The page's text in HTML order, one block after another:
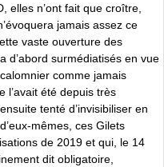
elles n’ont fait que croître,
jamais assez ce
vaste ouverture des
d’abord surmédiatisés en vue
comme jamais
l’avait été depuis très
tenté d’invisibiliser en
mêmes, ces Gilets
de 2019 et qui, le 14
dit obligatoire,